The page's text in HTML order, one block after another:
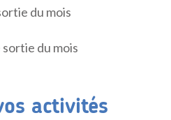
du mois
du mois
activités